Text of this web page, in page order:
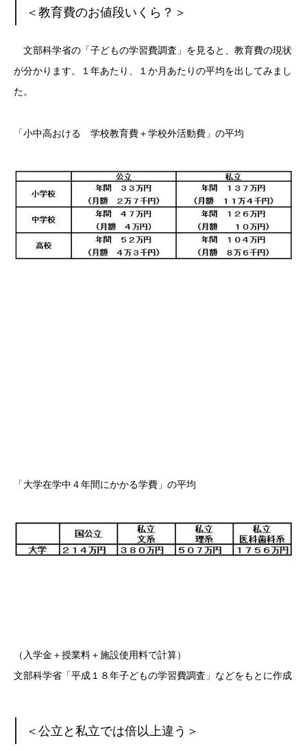
＜教育費のお値段いくら？＞
文部科学省の「子どもの学習費調査」を見ると、教育費の現状
が分かります。１年あたり、１か月あたりの平均を出してみまし
た。
「小中高おける 学校教育費＋学校外活動費」の平均
「大学在学中４年間にかかる学費」の平均
（入学金＋授業料＋施設使用料で計算）
文部科学省「平成１８年子どもの学習費調査」などをもとに作成
＜公立と私立では倍以上違う＞